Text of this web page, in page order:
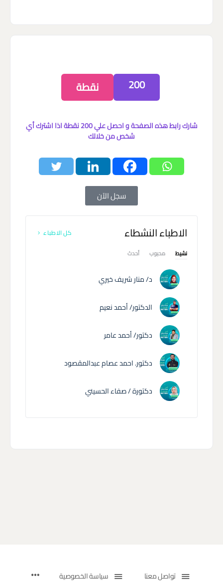
200 نقطة
شارك رابط هذه الصفحة و احصل علي 200 نقطة اذا اشترك أي
شخص من خلالك
سجل الآن
الاطباء النشطاء كل الاطباء
نشيط محبوب أحدث
د/ منار شريف خيري
الدكتور/ أحمد نعيم
دكتور/ أحمد عامر
دكتور. احمد عصام عبدالمقصود
دكتورة / صفاء الحسيني
تواصل معنا سياسة الخصوصية